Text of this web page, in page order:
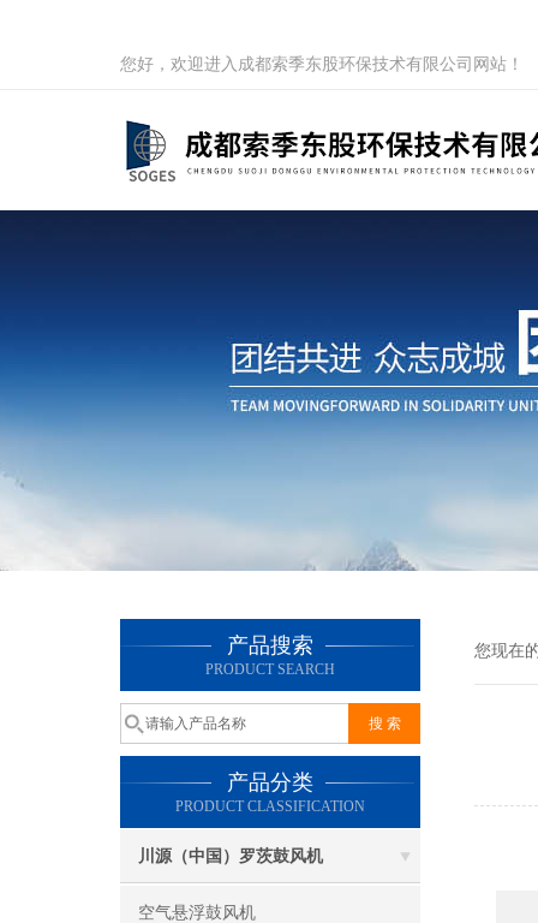
您好，欢迎进入成都索季东股环保技术有限公司网站！
产品搜索
PRODUCT SEARCH
产品分类
PRODUCT CLASSIFICATION
川源（中国）罗茨鼓风机
空气悬浮鼓风机
您现在